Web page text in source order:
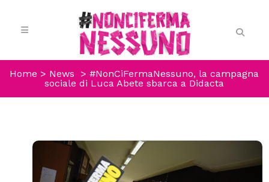
Home > News >#NonCiFermaNessuno, la campagna
sociale di Luca Abete sbarca a Didacta